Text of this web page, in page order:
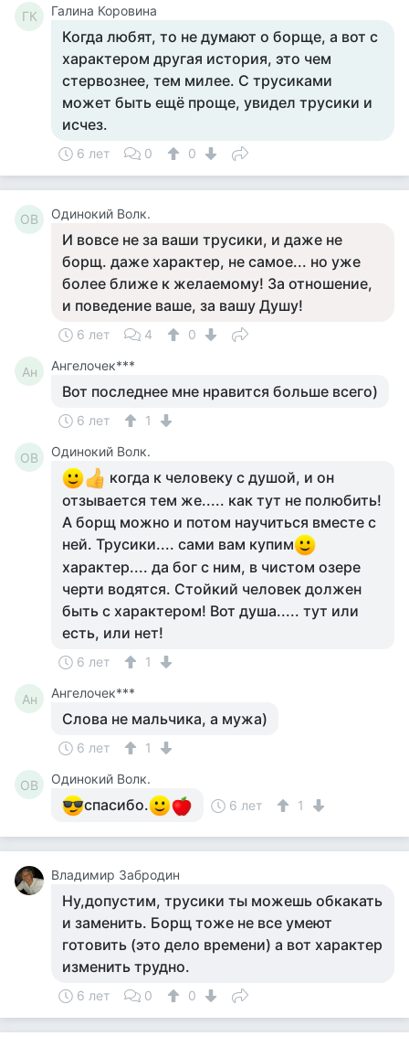
ГК Галина Коровина
Когда любят, то не думают о борще, а вот с
характером другая история, это чем
стервознее, тем милее. С трусиками
может быть ещё проще, увидел трусики и
исчез.
6 лет 0 0
ОВ Одинокий Волк.
И вовсе не за ваши трусики, и даже не
борщ. даже характер, не самое... но уже
более ближе к желаемому! За отношение,
и поведение ваше, за вашу Душу!
6 лет 4 0
Ан Ангелочек***
Вот последнее мне нравится больше всего)
6 лет 1
ОВ Одинокий Волк.
когда к человеку с душой, и он
отзывается тем же..... как тут не полюбить!
А борщ можно и потом научиться вместе с
ней. Трусики.... сами вам купим
характер.... да бог с ним, в чистом озере
черти водятся. Стойкий человек должен
быть с характером! Вот душа..... тут или
есть, или нет!
6 лет 1
Ан Ангелочек***
Слова не мальчика, а мужа)
6 лет 1
ОВ Одинокий Волк.
спасибо. 6 лет 1
Владимир Забродин
Ну,допустим, трусики ты можешь обкакать
и заменить. Борщ тоже не все умеют
готовить (это дело времени) а вот характер
изменить трудно.
6 лет 0 0